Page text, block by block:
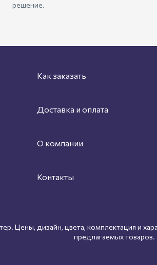
решение.
Как заказать
Доставка и оплата
О компании
Контакты
Цены, дизайн, цвета, комплектация и
предлагаемых товаров.